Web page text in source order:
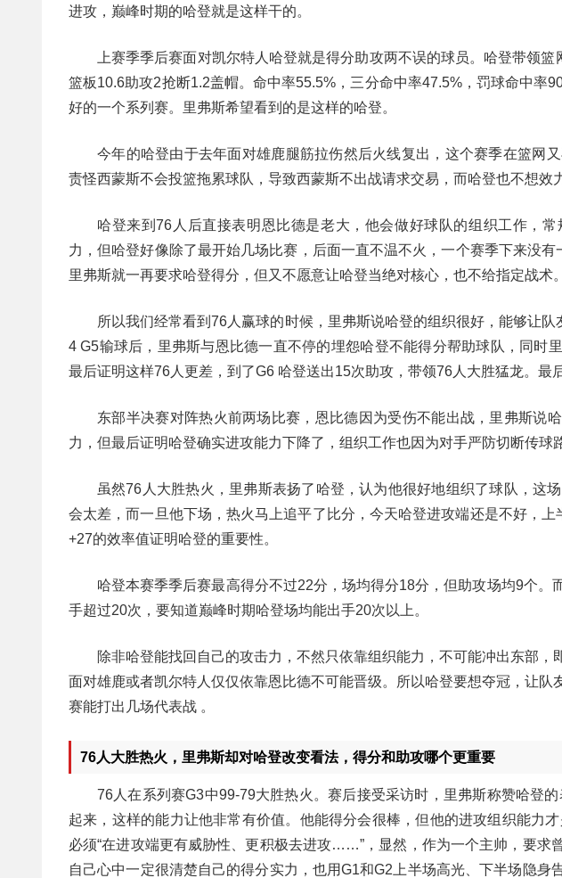
进攻，巅峰时期的哈登就是这样干的。
上赛季季后赛面对凯尔特人哈登就是得分助攻两不误的球员。哈登带领
篮板10.6助攻2抢断1.2盖帽。命中率55.5%，三分命中率47.5%，罚球命中率
好的一个系列赛。里弗斯希望看到的是这样的哈登。
今年的哈登由于去年面对雄鹿腿筋拉伤然后火线复出，这个赛季在篮网
责怪西蒙斯不会投篮拖累球队，导致西蒙斯不出战请求交易，而哈登也不想效
哈登来到76人后直接表明恩比德是老大，他会做好球队的组织工作，
力，但哈登好像除了最开始几场比赛，后面一直不温不火，一个赛季下来没有
里弗斯就一再要求哈登得分，但又不愿意让哈登当绝对核心，也不给指定战术。
所以我们经常看到76人赢球的时候，里弗斯说哈登的组织很好，能够让
4 G5输球后，里弗斯与恩比德一直不停的埋怨哈登不能得分帮助球队，同时
最后证明这样76人更差，到了G6 哈登送出15次助攻，带领76人大胜猛龙。最
东部半决赛对阵热火前两场比赛，恩比德因为受伤不能出战，里弗斯说
力，但最后证明哈登确实进攻能力下降了，组织工作也因为对手严防切断传球
虽然76人大胜热火，里弗斯表扬了哈登，认为他很好地组织了球队，这
会太差，而一旦他下场，热火马上追平了比分，今天哈登进攻端还是不好，上
+27的效率值证明哈登的重要性。
哈登本赛季季后赛最高得分不过22分，场均得分18分，但助攻场均9个。
手超过20次，要知道巅峰时期哈登场均能出手20次以上。
除非哈登能找回自己的攻击力，不然只依靠组织能力，不可能冲出东部
面对雄鹿或者凯尔特人仅仅依靠恩比德不可能晋级。所以哈登要想夺冠，让队
赛能打出几场代表战 。
76人大胜热火，里弗斯却对哈登改变看法，得分和助攻哪个更重要
76人在系列赛G3中99-79大胜热火。赛后接受采访时，里弗斯称赞哈登
起来，这样的能力让他非常有价值。他能得分会很棒，但他的进攻组织能力
必须“在进攻端更有威胁性、更积极去进攻……”，显然，作为一个主帅，要求
自己心中一定很清楚自己的得分实力，也用G1和G2上半场高光、下半场隐身